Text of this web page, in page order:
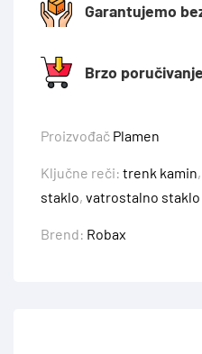
Garantujemo
Brzo
Proizvođač Plamen
Ključne reči: trenk kamin,
staklo, vatrostalno staklo
Brend: Robax